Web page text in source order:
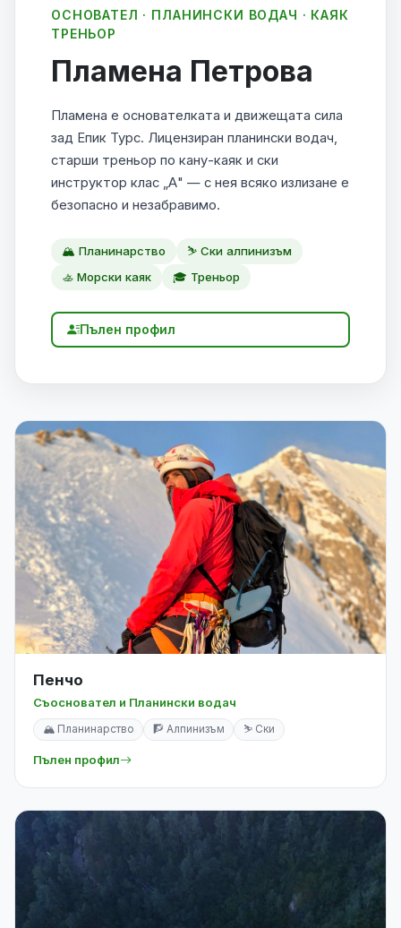
ОСНОВАТЕЛ · ПЛАНИНСКИ ВОДАЧ · КАЯК
ТРЕНЬОР
Пламена Петрова
Пламена е основателката и движещата сила
зад Епик Турс. Лицензиран планински водач,
старши треньор по кану-каяк и ски
инструктор клас „А" — с нея всяко излизане е
безопасно и незабравимо.
🏔️ Планинарство
⛷️ Ски алпинизъм
🚣 Морски каяк
🎓 Треньор
Пълен профил
Пенчо
Съосновател и Планински водач
🏔️ Планинарство 🧗 Алпинизъм ⛷️ Ски
Пълен профил